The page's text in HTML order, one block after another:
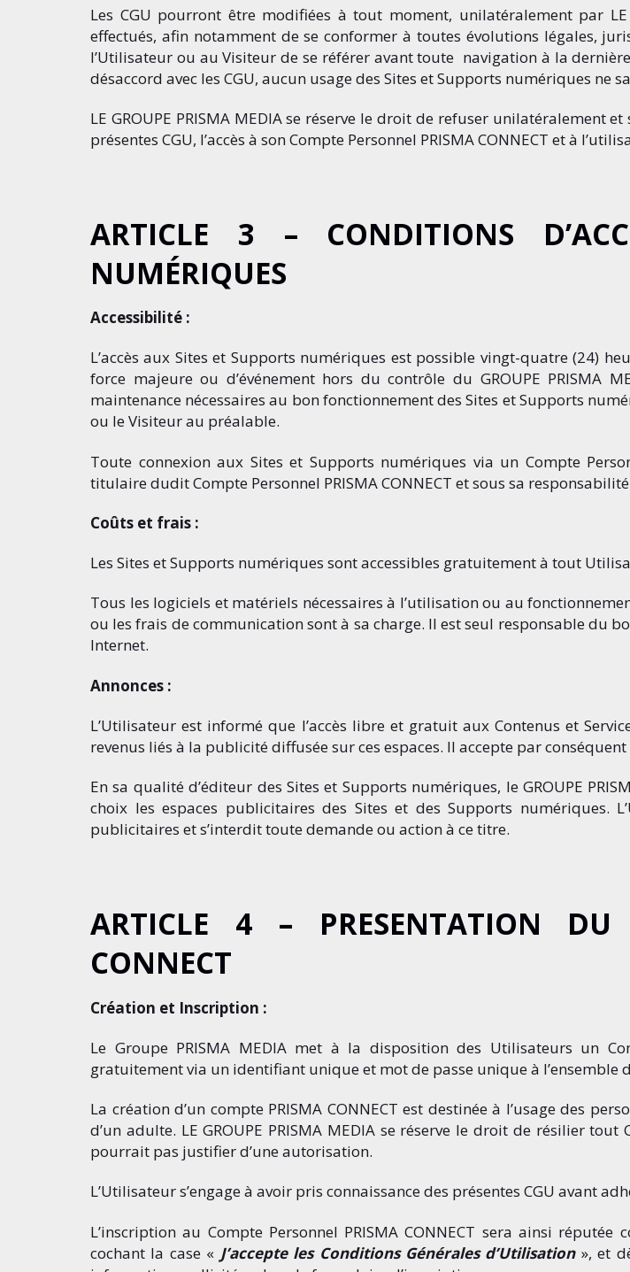
Les CGU pourront être modifiées à tout moment, unilatéralement par
effectués, afin notamment de se conformer à toutes évolutions légales,
l’Utilisateur ou au Visiteur de se référer avant toute navigation à la
désaccord avec les CGU, aucun usage des Sites et Supports numériques ne
LE GROUPE PRISMA MEDIA se réserve le droit de refuser
présentes CGU, l’accès à son Compte Personnel PRISMA CONNECT et à
ARTICLE 3 – CONDITIONS
NUMÉRIQUES
Accessibilité :
L’accès aux Sites et Supports numériques est possible vingt-quatre (24)
force majeure ou d’événement hors du contrôle du GROUPE PRISMA
maintenance nécessaires au bon fonctionnement des Sites et Supports
ou le Visiteur au préalable.
Toute connexion aux Sites et Supports numériques via un Compte
titulaire dudit Compte Personnel PRISMA CONNECT et sous sa
Coûts et frais :
Les Sites et Supports numériques sont accessibles gratuitement à tout
Tous les logiciels et matériels nécessaires à l’utilisation ou au
ou les frais de communication sont à sa charge. Il est seul responsable du
Internet.
Annonces :
L’Utilisateur est informé que l’accès libre et gratuit aux Contenus et
revenus liés à la publicité diffusée sur ces espaces. Il accepte par
En sa qualité d’éditeur des Sites et Supports numériques, le GROUPE
choix les espaces publicitaires des Sites et des Supports numériques.
publicitaires et s’interdit toute demande ou action à ce titre.
ARTICLE 4 – PRESENTATION DU
CONNECT
Création et Inscription :
Le Groupe PRISMA MEDIA met à la disposition des Utilisateurs un
gratuitement via un identifiant unique et mot de passe unique à l’ensemble
La création d’un compte PRISMA CONNECT est destinée à l’usage des
d’un adulte. LE GROUPE PRISMA MEDIA se réserve le droit de résilier
pourrait pas justifier d’une autorisation.
L’Utilisateur s’engage à avoir pris connaissance des présentes CGU avant
L’inscription au Compte Personnel PRISMA CONNECT sera ainsi
cochant la case « J’accepte les Conditions Générales d’Utilisation», et